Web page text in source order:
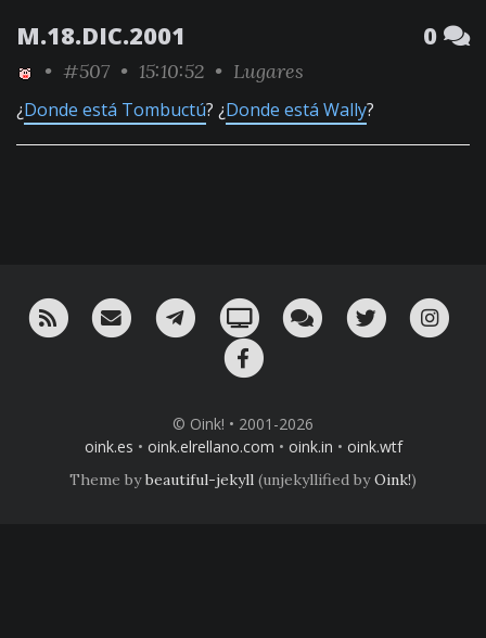
M.18.DIC.2001 0
• #507 • 15:10:52 • Lugares
¿Donde está Tombuctú? ¿Donde está Wally?
RSS ¡Mándame un email!¡Nuestro canal en Telegram!
Oink! TV Charla con nosotros
Twitter
© Oink! • 2001-2026
oink.es • oink.elrellano.com • oink.in • oink.wtf
Theme bybeautiful-jekyll (unjekyllified byOink!)